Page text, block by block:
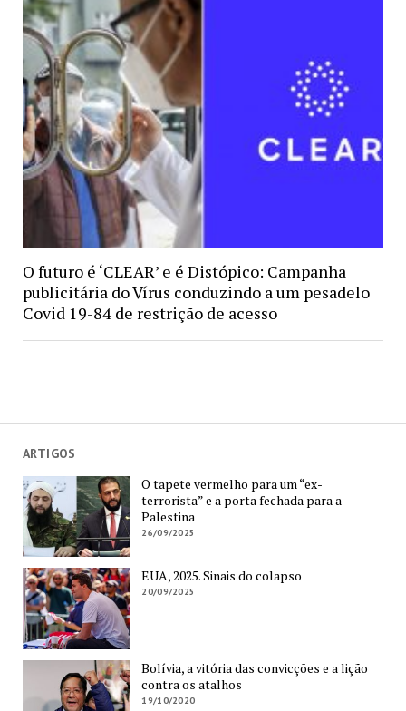
O futuro é ‘CLEAR’ e é Distópico: Campanha
publicitária do Vírus conduzindo a um pesadelo
Covid 19-84 de restrição de acesso
ARTIGOS
O tapete vermelho para um “ex-
terrorista” e a porta fechada para a
Palestina
26/09/2025
EUA, 2025. Sinais do colapso
20/09/2025
Bolívia, a vitória das convicções e a lição
contra os atalhos
19/10/2020